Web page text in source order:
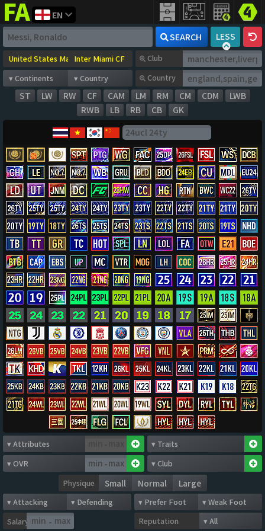
FIFAaddict
EN
SEARCH
LESS
Club
Country
ST LW RW CF CAM LM RM CM CDM
LWB
RWB
LB RB CB GK
-
Physique Small Normal Large
Salary -
Reputation